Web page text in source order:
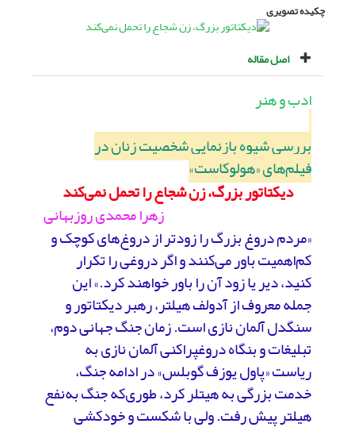
چکیده تصویری
اصل مقاله
ادب و هنر
بررسی شیوه بازنمایی شخصیت زنان در
فیلم‌های «هولوکاست»
دیکتاتور بزرگ، زن شجاع را تحمل نمی‌کند
زهرا محمدی روزبهانی
«مردم دروغ بزرگ را زودتر از دروغ‌های کوچک و
کم‌اهمیت باور می‌کنند و اگر دروغی را تکرار
کنید، دیر یا زود آن را باور خواهند کرد.» این
جمله معروف از آدولف هیلتر، رهبر دیکتاتور و
سنگدل آلمان نازی است. زمان جنگ جهانی دوم،
تبلیغات و بنگاه دروغ­پراکنی آلمان نازی به
ریاست «پاول یوزف گوبلس» در ادامه جنگ،
خدمت بزرگی به هیتلر کرد، طوری‌که جنگ به‌نفع
هیلتر پیش رفت. ولی با شکست و خودکشی